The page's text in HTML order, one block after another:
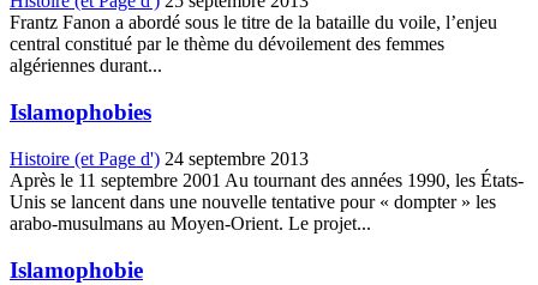
Frantz Fanon a abordé sous le titre de la bataille du voile, l’enjeu
central constitué par le thème du dévoilement des femmes
algériennes durant...
Islamophobies
Histoire (et Page d') 24 septembre 2013
Après le 11 septembre 2001 Au tournant des années 1990, les États-
Unis se lancent dans une nouvelle tentative pour « dompter » les
arabo-musulmans au Moyen-Orient. Le projet...
Islamophobie